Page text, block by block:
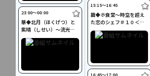
23:00〜00:00
華◆北月（ほくげつ）と
紫晴（しせい）～流光に
舞う偽りの王妃～＃４０
［字］［終］
15:15〜16:45
韓◆ホ食堂～時空を超え
た恋のシェフ＃１０＜ノ
ーカット版＞［字］
［終］